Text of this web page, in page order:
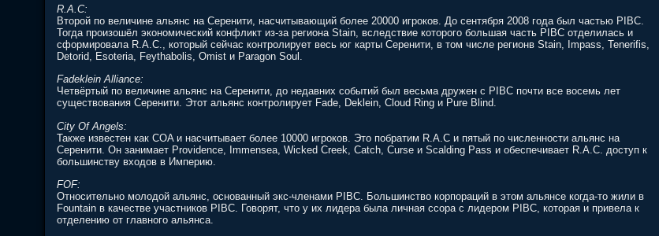
R.A.C:
Второй по величине альянс на Серенити, насчитывающий более 20000 игроков. До сентября 2008 года был частью PIBC.
Тогда произошёл экономический конфликт из-за региона Stain, вследствие которого большая часть PIBC отделилась и
сформировала R.A.C., который сейчас контролирует весь юг карты Серенити, в том числе регионв Stain, Impass, Tenerifis,
Detorid, Esoteria, Feythabolis, Omist и Paragon Soul.
Fadeklein Alliance:
Четвёртый по величине альянс на Серенити, до недавних событий был весьма дружен с PIBC почти все восемь лет
существования Серенити. Этот альянс контролирует Fade, Deklein, Cloud Ring и Pure Blind.
City Of Angels:
Также известен как COA и насчитывает более 10000 игроков. Это побратим R.A.C и пятый по численности альянс на
Серенити. Он занимает Providence, Immensea, Wicked Creek, Catch, Curse и Scalding Pass и обеспечивает R.A.C. доступ к
большинству входов в Империю.
FOF:
Относительно молодой альянс, основанный экс-членами PIBC. Большинство корпораций в этом альянсе когда-то жили в
Fountain в качестве участников PIBC. Говорят, что у их лидера была личная ссора с лидером PIBC, которая и привела к
отделению от главного альянса.